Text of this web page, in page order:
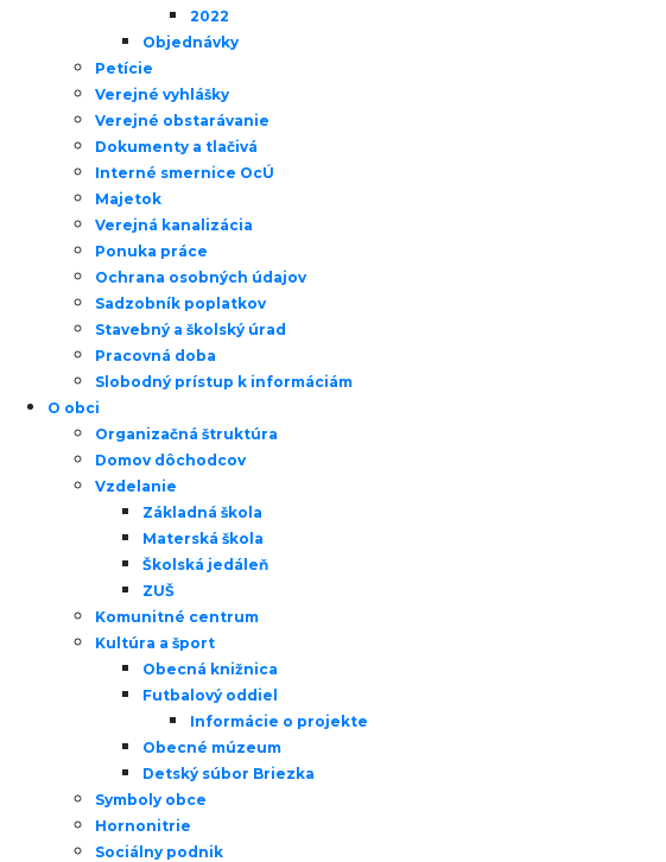
2022
Objednávky
Petície
Verejné vyhlášky
Verejné obstarávanie
Dokumenty a tlačivá
Interné smernice OcÚ
Majetok
Verejná kanalizácia
Ponuka práce
Ochrana osobných údajov
Sadzobník poplatkov
Stavebný a školský úrad
Pracovná doba
Slobodný prístup k informáciám
O obci
Organizačná štruktúra
Domov dôchodcov
Vzdelanie
Základná škola
Materská škola
Školská jedáleň
ZUŠ
Komunitné centrum
Kultúra a šport
Obecná knižnica
Futbalový oddiel
Informácie o projekte
Obecné múzeum
Detský súbor Briezka
Symboly obce
Hornonitrie
Sociálny podnik